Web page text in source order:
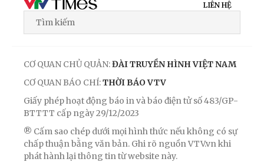
LIÊN HỆ
CƠ QUAN CHỦ QUẢN:ĐÀI TRUYỀN HÌNH VIỆT NAM
CƠ QUAN BÁO CHÍ:THỜI BÁO VTV
Giấy phép hoạt động báo in và báo điện tử số 483/GP-
BTTTT cấp ngày 29/12/2023
® Cấm sao chép dưới mọi hình thức nếu không có sự
chấp thuận bằng văn bản. Ghi rõ nguồn VTV.vn khi
phát hành lại thông tin từ website này.